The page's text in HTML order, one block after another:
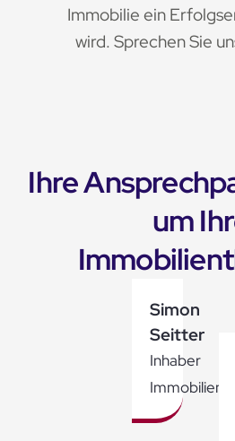
Immobilie ein
wird. Sprechen Sie
Ihre
um
Simon
Seitter
Inhaber